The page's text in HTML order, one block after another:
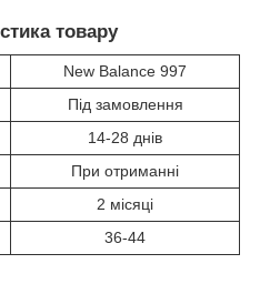
товару
New Balance 997
Під замовлення
14-28 днів
При отриманні
2 місяці
36-44